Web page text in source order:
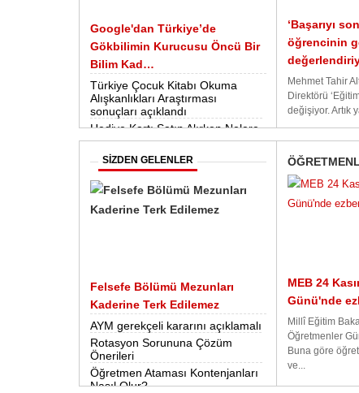
Google'dan Türkiye’de
Gökbilimin Kurucusu Öncü Bir
Bilim Kad…
Türkiye Çocuk Kitabı Okuma
Alışkanlıkları Araştırması
sonuçları açıklandı
Hediye Kartı Satın Alırken Nelere
Dikkat Etmek Gerekir?
Kripto Para Hakkında Bilmeniz
Gerekenler
‘Başarıyı
öğrencinin
Mehmet Tahir
Direktörü
değişiyor. Artık
SİZDEN GELENLER
Felsefe Bölümü Mezunları
Kaderine Terk Edilemez
AYM gerekçeli kararını açıklamalı
Rotasyon Sorununa Çözüm
Önerileri
Öğretmen Ataması Kontenjanları
Nasıl Olur?
MEB 24
Günü'nde
Millî Eğitim
Öğretmenler
Buna göre
ve...